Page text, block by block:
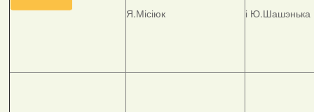
Я.Місіюк
і Ю.Шашэнька